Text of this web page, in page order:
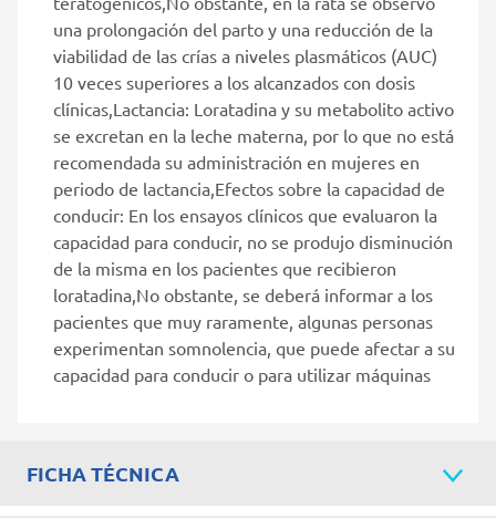
una prolongación del parto y una reducción de la
viabilidad de las crías a niveles plasmáticos (AUC)
10 veces superiores a los alcanzados con dosis
clínicas,Lactancia: Loratadina y su metabolito activo
se excretan en la leche materna, por lo que no está
recomendada su administración en mujeres en
periodo de lactancia,Efectos sobre la capacidad de
conducir: En los ensayos clínicos que evaluaron la
capacidad para conducir, no se produjo disminución
de la misma en los pacientes que recibieron
loratadina,No obstante, se deberá informar a los
pacientes que muy raramente, algunas personas
experimentan somnolencia, que puede afectar a su
capacidad para conducir o para utilizar máquinas
FICHA TÉCNICA